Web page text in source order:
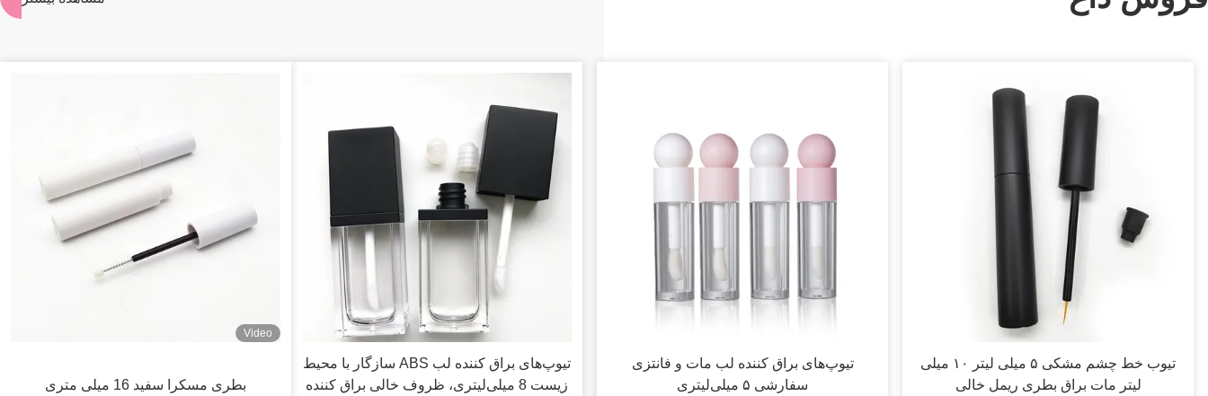
تیوب خط چشم مشکی ۵ میلی لیتر ۱۰ میلی
لیتر مات براق بطری ریمل خالی
تیوپ‌های براق کننده لب مات و فانتزی
سفارشی ۵ میلی‌لیتری
تیوپ‌های براق کننده لب ABS سازگار با محیط
زیست 8 میلی‌لیتری، ظروف خالی براق کننده
Video
بطری مسکرا سفید 16 میلی متری